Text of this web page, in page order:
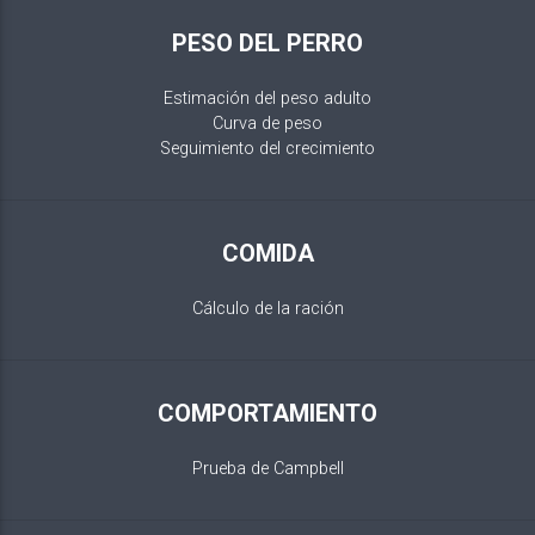
PESO DEL PERRO
Estimación del peso adulto
Curva de peso
Seguimiento del crecimiento
COMIDA
Cálculo de la ración
COMPORTAMIENTO
Prueba de Campbell